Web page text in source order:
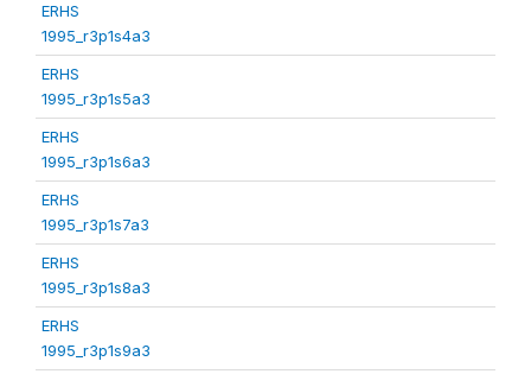
ERHS
1995_r3p1s4a3
ERHS
1995_r3p1s5a3
ERHS
1995_r3p1s6a3
ERHS
1995_r3p1s7a3
ERHS
1995_r3p1s8a3
ERHS
1995_r3p1s9a3